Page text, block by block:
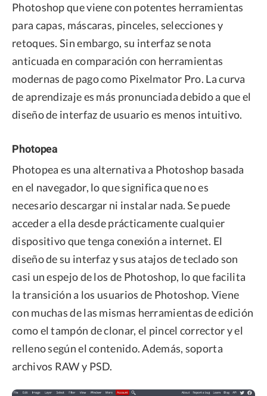
Photoshop que viene con potentes herramientas
para capas, máscaras, pinceles, selecciones y
retoques. Sin embargo, su interfaz se nota
anticuada en comparación con herramientas
modernas de pago como Pixelmator Pro. La curva
de aprendizaje es más pronunciada debido a que el
diseño de interfaz de usuario es menos intuitivo.
Photopea
Photopea es una alternativa a Photoshop basada
en el navegador, lo que significa que no es
necesario descargar ni instalar nada. Se puede
acceder a ella desde prácticamente cualquier
dispositivo que tenga conexión a internet. El
diseño de su interfaz y sus atajos de teclado son
casi un espejo de los de Photoshop, lo que facilita
la transición a los usuarios de Photoshop. Viene
con muchas de las mismas herramientas de edición
como el tampón de clonar, el pincel corrector y el
relleno según el contenido. Además, soporta
archivos RAW y PSD.